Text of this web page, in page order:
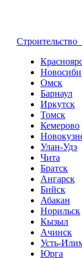
Строительство
Омск
Барнаул
Иркутск
Томск
Кемерово
Улан-Удэ
Чита
Братск
Ангарск
Бийск
Абакан
Норильск
Кызыл
Ачинск
Усть-
Юрга